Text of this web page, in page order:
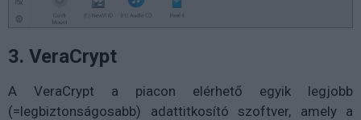
3. VeraCrypt
A VeraCrypt a piacon elérhető egyik legjobb
(=legbiztonságosabb) adattitkosító szoftver, amely a